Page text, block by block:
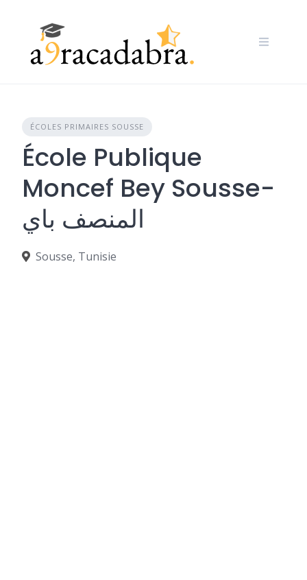
ÉCOLES PRIMAIRES SOUSSE
École Publique
Moncef Bey Sousse-
المنصف باي
Sousse, Tunisie